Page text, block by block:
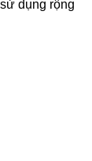
dụng rộng